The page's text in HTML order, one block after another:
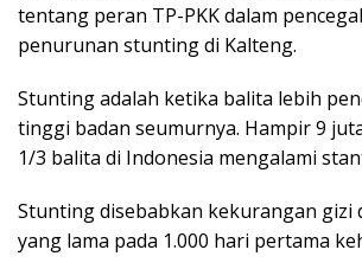
tentang peran TP-PKK dalam
penurunan stunting di Kalteng.
Stunting adalah ketika balita lebih
tinggi badan seumurnya. Hampir 9
1/3 balita di Indonesia mengalami
Stunting disebabkan kekurangan gizi
yang lama pada 1.000 hari pertama